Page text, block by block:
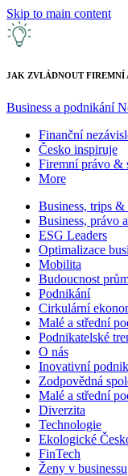
Skip to main content
JAK ZVLÁDNOUT FIREMNÍ
Business a podnikání
Finanční
Česko inspiruje
Firemní právo &
More
Business, trips
Business, právo
ESG Leaders
Optimalizace
Mobilita
Budoucnost
Podnikání
Cirkulární
Malé a střední
Podnikatelské
O nás
Inovativní
Zodpovědná
Malé a střední
Diverzita
Technologie
Ekologické
FinTech
Ženy v businessu